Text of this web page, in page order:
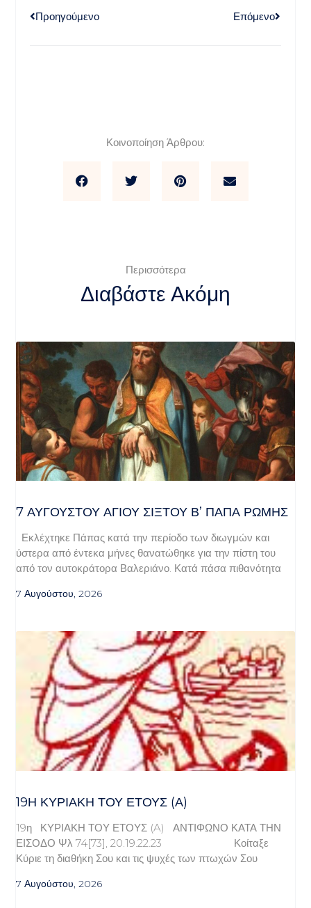
Προηγούμενο Επόμενο
Κοινοποίηση Άρθρου:
Περισσότερα
Διαβάστε Ακόμη
7 ΑΥΓΟΥΣΤΟΥ ΑΓΙΟΥ ΣΙΞΤΟΥ Β’ ΠΑΠΑ ΡΩΜΗΣ
Εκλέχτηκε Πάπας κατά την περίοδο των διωγμών και
ύστερα από έντεκα μήνες θανατώθηκε για την πίστη του
από τον αυτοκράτορα Βαλεριάνο. Κατά πάσα πιθανότητα
7 Αυγούστου, 2026
19Η ΚΥΡΙΑΚΉ ΤΟΥ ΈΤΟΥΣ (Α)
19η ΚΥΡΙΑΚΗ ΤΟΥ ΕΤΟΥΣ (A) ΑΝΤΙΦΩΝΟ ΚΑΤΑ ΤΗΝ
ΕΙΣΟΔΟ Ψλ 74[73], 20.19.22.23 Κοίταξε
Κύριε τη διαθήκη Σου και τις ψυχές των πτωχών Σου
7 Αυγούστου, 2026